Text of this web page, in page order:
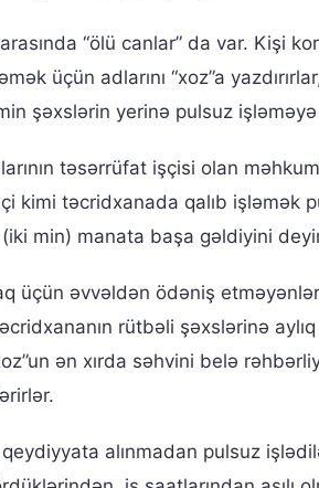
“ölü canlar” da var. Kişi
üçün adlarını “xoz”a
şəxslərin yerinə pulsuz işləməyə
təsərrüfat işçisi olan
kimi təcridxanada qalıb işləmək
min) manata başa gəldiyini
üçün əvvəldən ödəniş
rütbəli şəxslərinə aylıq
ən xırda səhvini belə
alınmadan pulsuz